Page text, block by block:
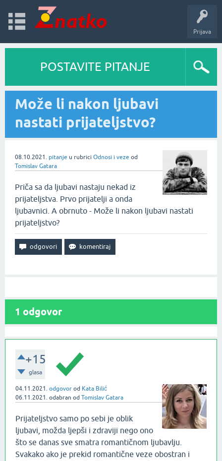
Prijava
POSTAVITE PITANJE
Može li nakon ljubavi
nastati prijateljstvo?
08.10.2021. pitanje u rubrici Odnosi i veze od
Tomislav Gatara
Priča sa da ljubavi nastaju nekad iz
prijateljstva. Prvo prijatelji a onda
ljubavnici. A obrnuto - Može li nakon ljubavi nastati
prijateljstvo?
1 odgovor
+15
glasa
04.11.2021. odgovor od Kata Bilić
06.11.2021. odabran od Tomislav Gatara
Prijateljstvo samo po sebi je oblik
ljubavi, možda ljepši i zdraviji nego ono
što se danas sve smatra romantičnom ljubavlju.
Svakako ako je prekid romantične veze obostran i